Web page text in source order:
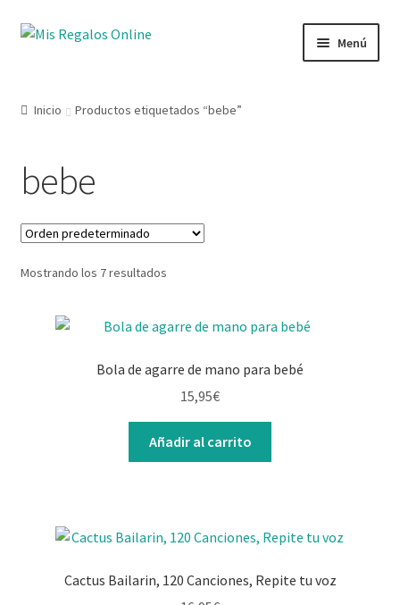
Menú
Secciones
Ofertas
Novedades
Lista de deseos
Inicio Productos etiquetados “bebe”
bebe
Mostrando los 7 resultados
Bola de agarre de mano para bebé
15,95€
Añadir al carrito
Cactus Bailarin, 120 Canciones, Repite tu voz